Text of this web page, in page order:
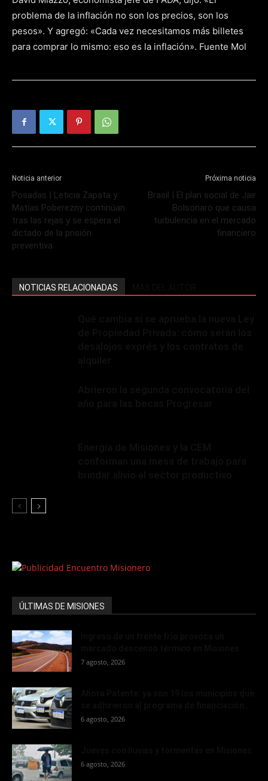
problema de la inflación no son los precios, son los
pesos». Y agregó: «Cada vez necesitamos más billetes
para comprar lo mismo: eso es la inflación». Fuente Mol
Noticia anterior
Posadas | Leticia Zapata y
Matías Poberezny continúan
tras las rejas y se espera el
dictado de la prisión
preventiva
Próxima noticia
Brasil | El plan social de Jair
Bolsonaro que causa
turbulencia en el mercado
financiero
NOTICIAS RELACIONADAS
ÚLTIMAS DE MISIONES
7 agosto, 2026
6 agosto, 2026
6 agosto, 2026